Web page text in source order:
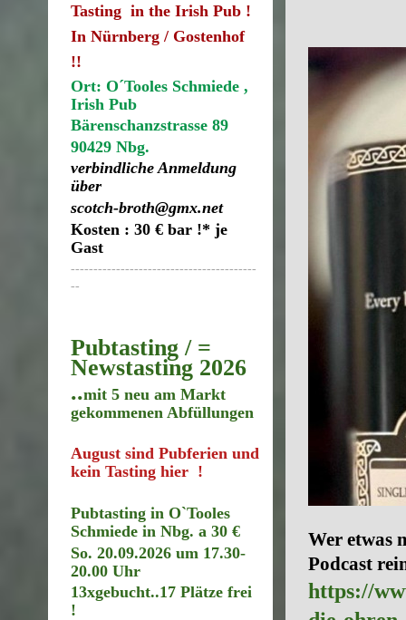
Wer etwas
Podcast
https://
Tasting in the Irish Pub !
In Nürnberg / Gostenhof
!!
Ort: O´Tooles Schmiede ,
Irish Pub
Bärenschanzstrasse 89
90429 Nbg.
verbindliche Anmeldung
über
scotch-broth@gmx.net
Kosten : 30 € bar !* je
Gast
-----------------------------------------
--
Pubtasting / =
Newstasting 2026
..mit 5 neu am Markt
gekommenen Abfüllungen
August sind Pubferien und
kein Tasting hier !
Pubtasting in O`Tooles
Schmiede in Nbg. a 30 €
So. 20.09.2026 um 17.30-
20.00 Uhr
13xgebucht..17 Plätze frei
!